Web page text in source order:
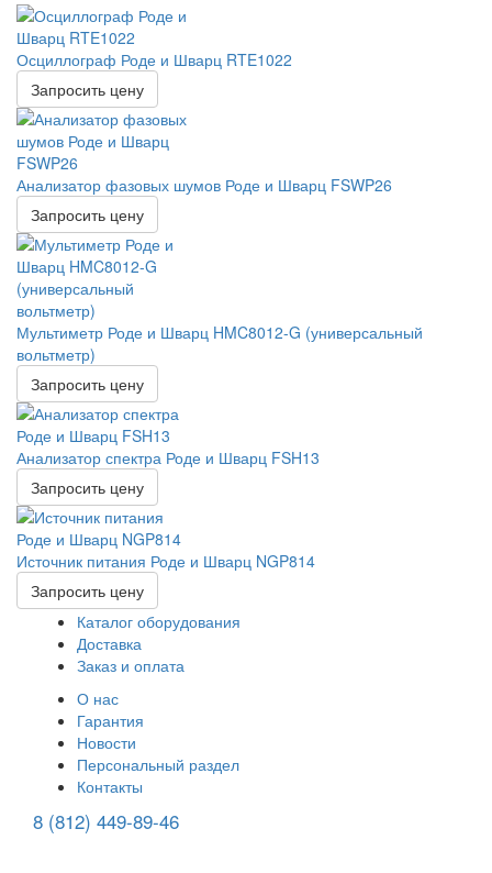
Осциллограф Роде и Шварц RTE1022
Запросить цену
Анализатор фазовых шумов Роде и Шварц FSWP26
Запросить цену
Мультиметр Роде и Шварц HMC8012-G (универсальный
вольтметр)
Запросить цену
Анализатор спектра Роде и Шварц FSH13
Запросить цену
Источник питания Роде и Шварц NGP814
Запросить цену
Каталог оборудования
Доставка
Заказ и оплата
О нас
Гарантия
Новости
Персональный раздел
Контакты
8 (812) 449-89-46